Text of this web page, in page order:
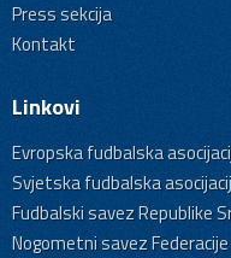
Press sekcija
Kontakt
Linkovi
Evropska fudbalska
Svjetska fudbalska
Fudbalski savez Republike
Nogometni savez Federacije